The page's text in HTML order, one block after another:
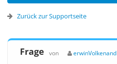
Zurück zur Supportseite
Frage von erwinVolkenand